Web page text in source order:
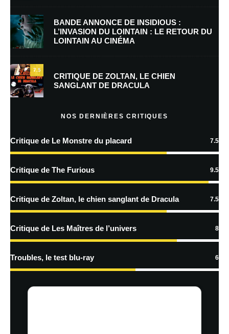
Enregistrer mon nom, mon e-mail et mon site dans le navigateur pour
mon prochain commentaire.
Prévenez-moi de tous les nouveaux commentaires par e-mail.
Prévenez-moi de tous les nouveaux articles par e-mail.
En savoir
traitées
BANDE ANNONCE DE INSIDIOUS :
L’INVASION DU LOINTAIN : LE RETOUR DU
LOINTAIN AU CINÉMA
7.5
CRITIQUE DE ZOLTAN, LE CHIEN
SANGLANT DE DRACULA
NOS DERNIÈRES CRITIQUES
Critique de Le Monstre du placard 7.5
Critique de The Furious 9.5
Critique de Zoltan, le chien sanglant de Dracula 7.5
Critique de Les Maîtres de l’univers 8
Troubles, le test blu-ray 6